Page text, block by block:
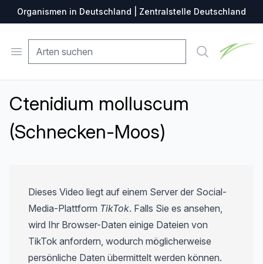
Organismen in Deutschland | Zentralstelle Deutschland
Open menu Suche
Ctenidium molluscum
(Schnecken-Moos)
Dieses Video liegt auf einem Server der Social-
Media-Plattform TikTok. Falls Sie es ansehen,
wird Ihr Browser-Daten einige Dateien von
TikTok anfordern, wodurch möglicherweise
persönliche Daten übermittelt werden können.